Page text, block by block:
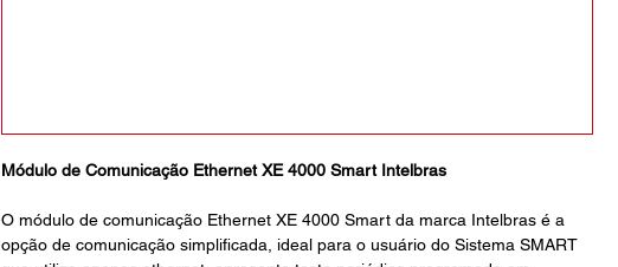
Módulo de Comunicação Ethernet XE 4000 Smart Intelbras
O módulo de comunicação Ethernet XE 4000 Smart da marca Intelbras é a
opção de comunicação simplificada, ideal para o usuário do Sistema SMART